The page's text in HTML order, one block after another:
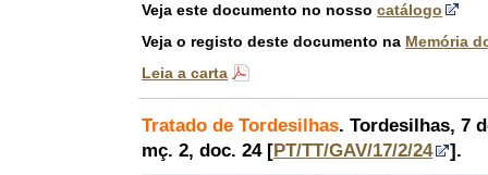
Veja este documento no nossocatálogo
Veja o registo deste documento na Memória
Leia a carta
Tratado de Tordesilhas. Tordesilhas, 7
mç. 2, doc. 24 [PT/TT/GAV/17/2/24 ].